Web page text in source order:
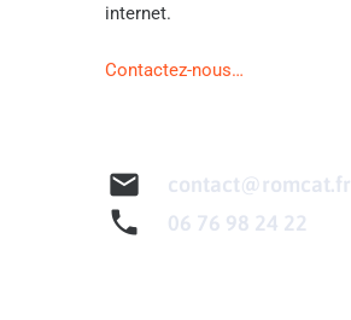
internet.
Contactez-nous…
mail contact@romcat.fr
phone 06 76 98 24 22